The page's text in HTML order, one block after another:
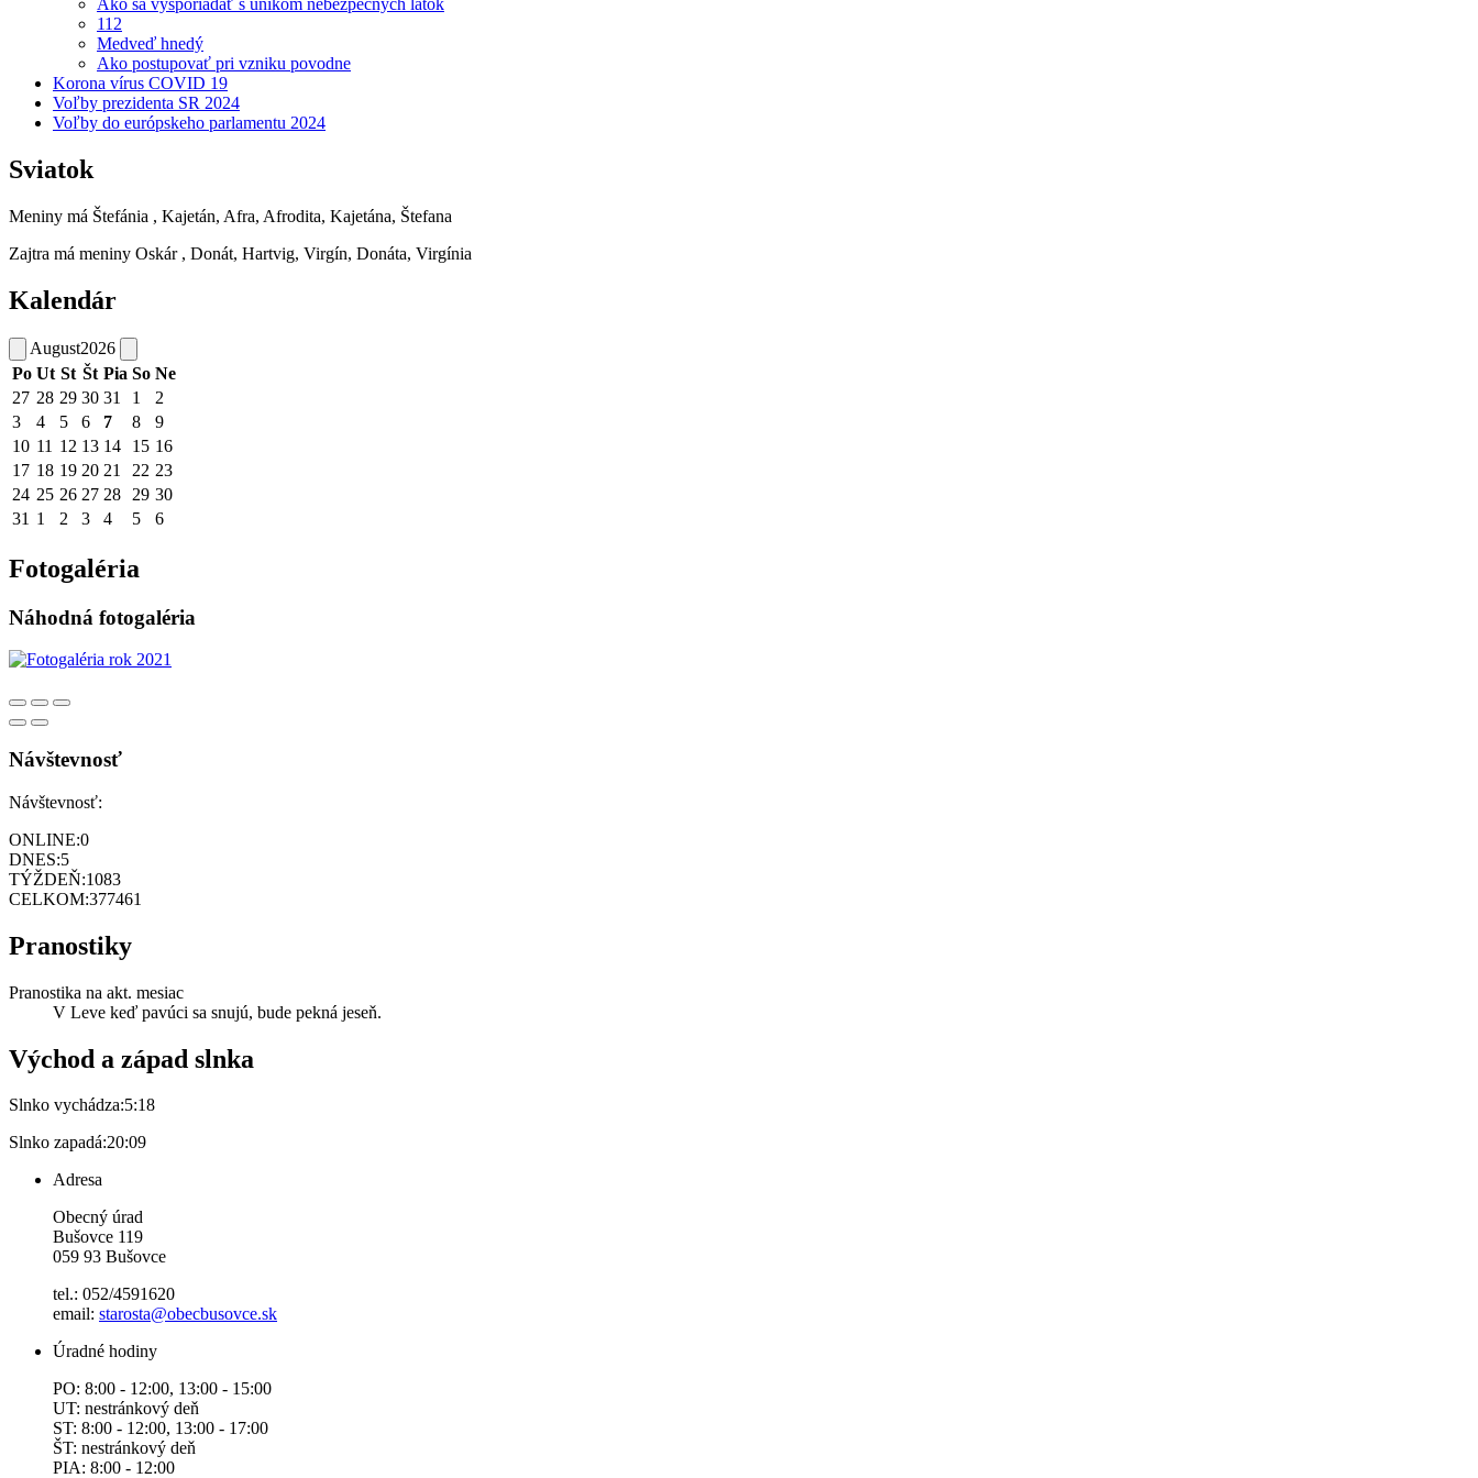
Ako sa vysporiadať s únikom nebezpečných látok
112
Medveď hnedý
Ako postupovať pri vzniku povodne
Korona vírus COVID 19
Voľby prezidenta SR 2024
Voľby do európskeho parlamentu 2024
Sviatok
Meniny má Štefánia , Kajetán, Afra, Afrodita, Kajetána, Štefana
Zajtra má meniny Oskár , Donát, Hartvig, Virgín, Donáta, Virgínia
Kalendár
August2026
Po Ut St Št Pia So Ne
27 28 29 30 31 1
2
3
4 5 6 7 8
9
10 11 12 13 14 15 16
17 18 19 20 21 22 23
24 25 26 27 28 29 30
31 1 2 3 4 5 6
Fotogaléria
Náhodná fotogaléria
Návštevnosť
Návštevnosť:
ONLINE:0
DNES:5
TÝŽDEŇ:1083
CELKOM:377461
Pranostiky
Pranostika na akt. mesiac
V Leve keď pavúci sa snujú, bude pekná jeseň.
Východ a západ slnka
Slnko vychádza:5:18
Slnko zapadá:20:09
Adresa
Obecný úrad
Bušovce 119
059 93 Bušovce
tel.: 052/4591620
email: starosta@obecbusovce.sk
Úradné hodiny
PO: 8:00 - 12:00, 13:00 - 15:00
UT: nestránkový deň
ST: 8:00 - 12:00, 13:00 - 17:00
ŠT: nestránkový deň
PIA: 8:00 - 12:00